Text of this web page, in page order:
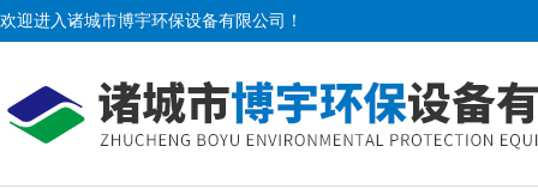
欢迎进入诸城市博宇环保设备有限公司！